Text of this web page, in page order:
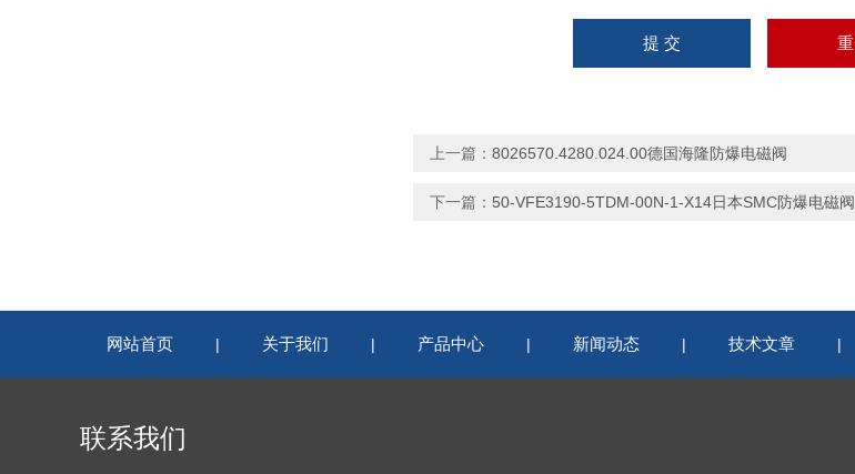
上一篇： 8026570.4280.024.00德国海隆防爆电磁阀
下一篇： 50-VFE3190-5TDM-00N-1-X14日本SMC防爆电磁阀
网站首页 | 关于我们 | 产品中心 | 新闻动态 | 技术文章 |
联系我们